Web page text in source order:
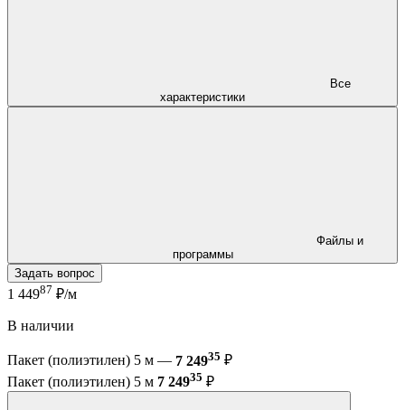
характеристики
программы
Задать вопрос
1 44987 ₽/м
В наличии
Пакет (полиэтилен) 5 м — 7 24935 ₽
Пакет (полиэтилен) 5 м 7 24935 ₽